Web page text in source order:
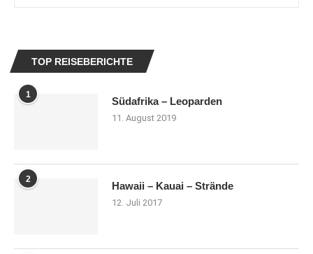
TOP REISEBERICHTE
1
Südafrika – Leoparden
11. August 2019
2
Hawaii – Kauai – Strände
12. Juli 2017